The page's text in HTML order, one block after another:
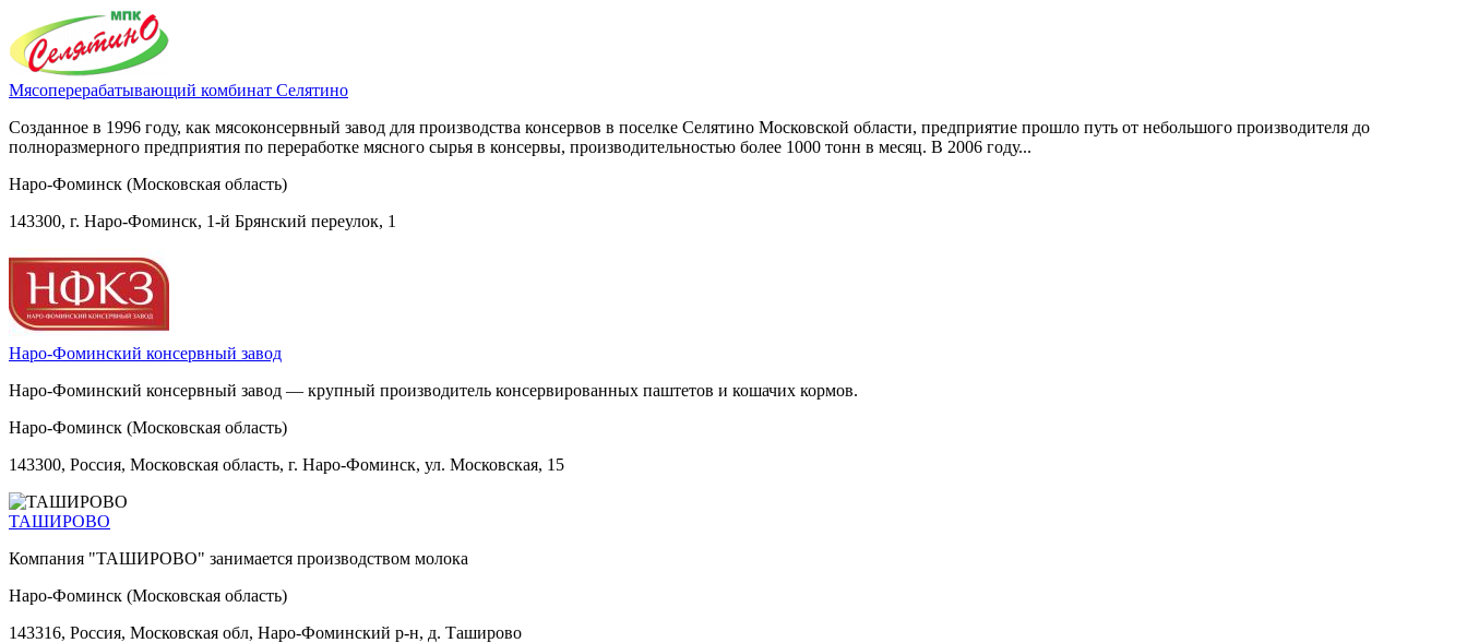
Мясоперерабатывающий комбинат Селятино
Созданное в 1996 году, как мясоконсервный завод для производства консервов в поселке Селятино Московской области, предприятие прошло путь от небольшого производителя до
полноразмерного предприятия по переработке мясного сырья в консервы, производительностью более 1000 тонн в месяц. В 2006 году...
Наро-Фоминск (Московская область)
143300, г. Наро-Фоминск, 1-й Брянский переулок, 1
Наро-Фоминский консервный завод
Наро-Фоминский консервный завод — крупный производитель консервированных паштетов и кошачих кормов.
Наро-Фоминск (Московская область)
143300, Россия, Московская область, г. Наро-Фоминск, ул. Московская, 15
ТАШИРОВО
Компания "ТАШИРОВО" занимается производством молока
Наро-Фоминск (Московская область)
143316, Россия, Московская обл, Наро-Фоминский р-н, д. Таширово